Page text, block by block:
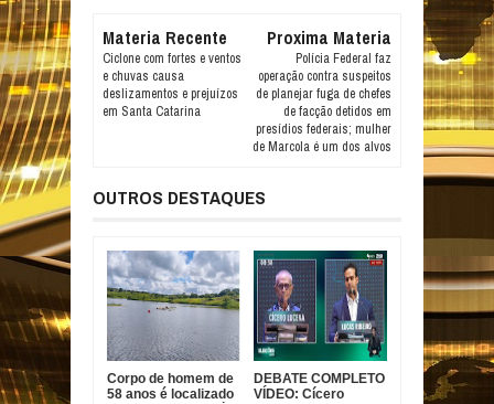
Materia Recente
Ciclone com fortes e ventos
e chuvas causa
deslizamentos e prejuízos
em Santa Catarina
Proxima Materia
Polícia Federal faz
operação contra suspeitos
de planejar fuga de chefes
de facção detidos em
presídios federais; mulher
de Marcola é um dos alvos
OUTROS DESTAQUES
Corpo de homem de
58 anos é localizado
DEBATE COMPLETO
VÍDEO: Cícero